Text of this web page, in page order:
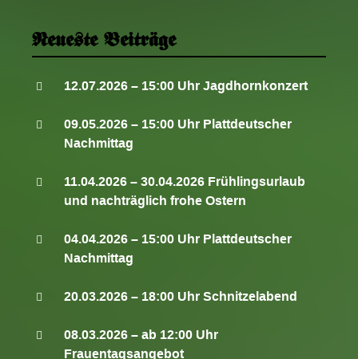
o
n
Neueste Beiträge
12.07.2026 – 15:00 Uhr Jagdhornkonzert
09.05.2026 – 15:00 Uhr Plattdeutscher
Nachmittag
11.04.2026 – 30.04.2026 Frühlingsurlaub
und nachträglich frohe Ostern
04.04.2026 – 15:00 Uhr Plattdeutscher
Nachmittag
20.03.2026 – 18:00 Uhr Schnitzelabend
08.03.2026 – ab 12:00 Uhr
Frauentagsangebot